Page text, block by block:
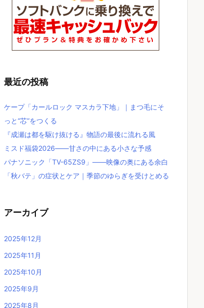
最近の投稿
ケープ「カールロック マスカラ下地」｜まつ毛にそ
っと“芯”をつくる
『成瀬は都を駆け抜ける』物語の最後に流れる風
ミスド福袋2026――甘さの中にある小さな予感
パナソニック「TV-65ZS9」――映像の奥にある余白
「秋バテ」の症状とケア｜季節のゆらぎを受けとめる
アーカイブ
2025年12月
2025年11月
2025年10月
2025年9月
2025年8月